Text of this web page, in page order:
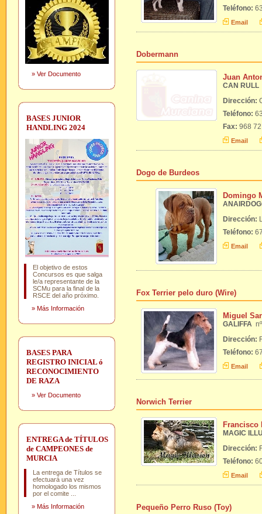
» Ver Documento
BASES JUNIOR
HANDLING 2024
El objetivo de estos
Concursos es que salga
le/a representante de la
SCMu para la final de la
RSCE del año próximo.
» Más Información
BASES PARA
REGISTRO INICIAL ó
RECONOCIMIENTO
DE RAZA
» Ver Documento
ENTREGA de TÍTULOS
de CAMPEONES de
MURCIA
La entrega de Títulos se
efectuará una vez
homologado los mismos
por el comite ...
» Más Información
Teléfono:
Email
Dobermann
Juan
CAN RULL
Dirección:
Teléfono:
Fax: 968
Email
Dogo de Burdeos
Domingo
Dirección:
Teléfono:
Email
Fox Terrier pelo duro (Wire)
Miguel
GALIFFA
Dirección:
Teléfono:
Email
Norwich Terrier
Francisco
MAGIC
Dirección:
Teléfono:
Email
Pequeño Perro Ruso (Toy)